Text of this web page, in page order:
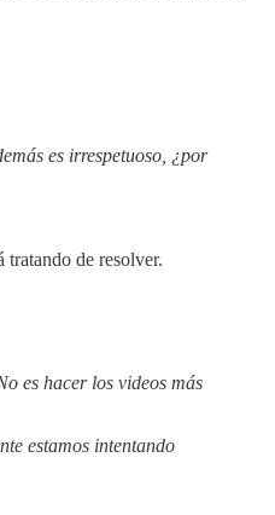
es irrespetuoso, ¿por
de resolver.
es hacer los videos más
estamos intentando